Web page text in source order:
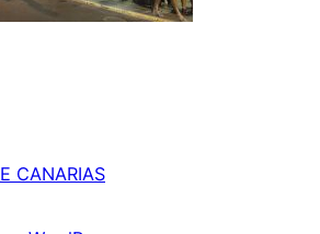
CANARIAS